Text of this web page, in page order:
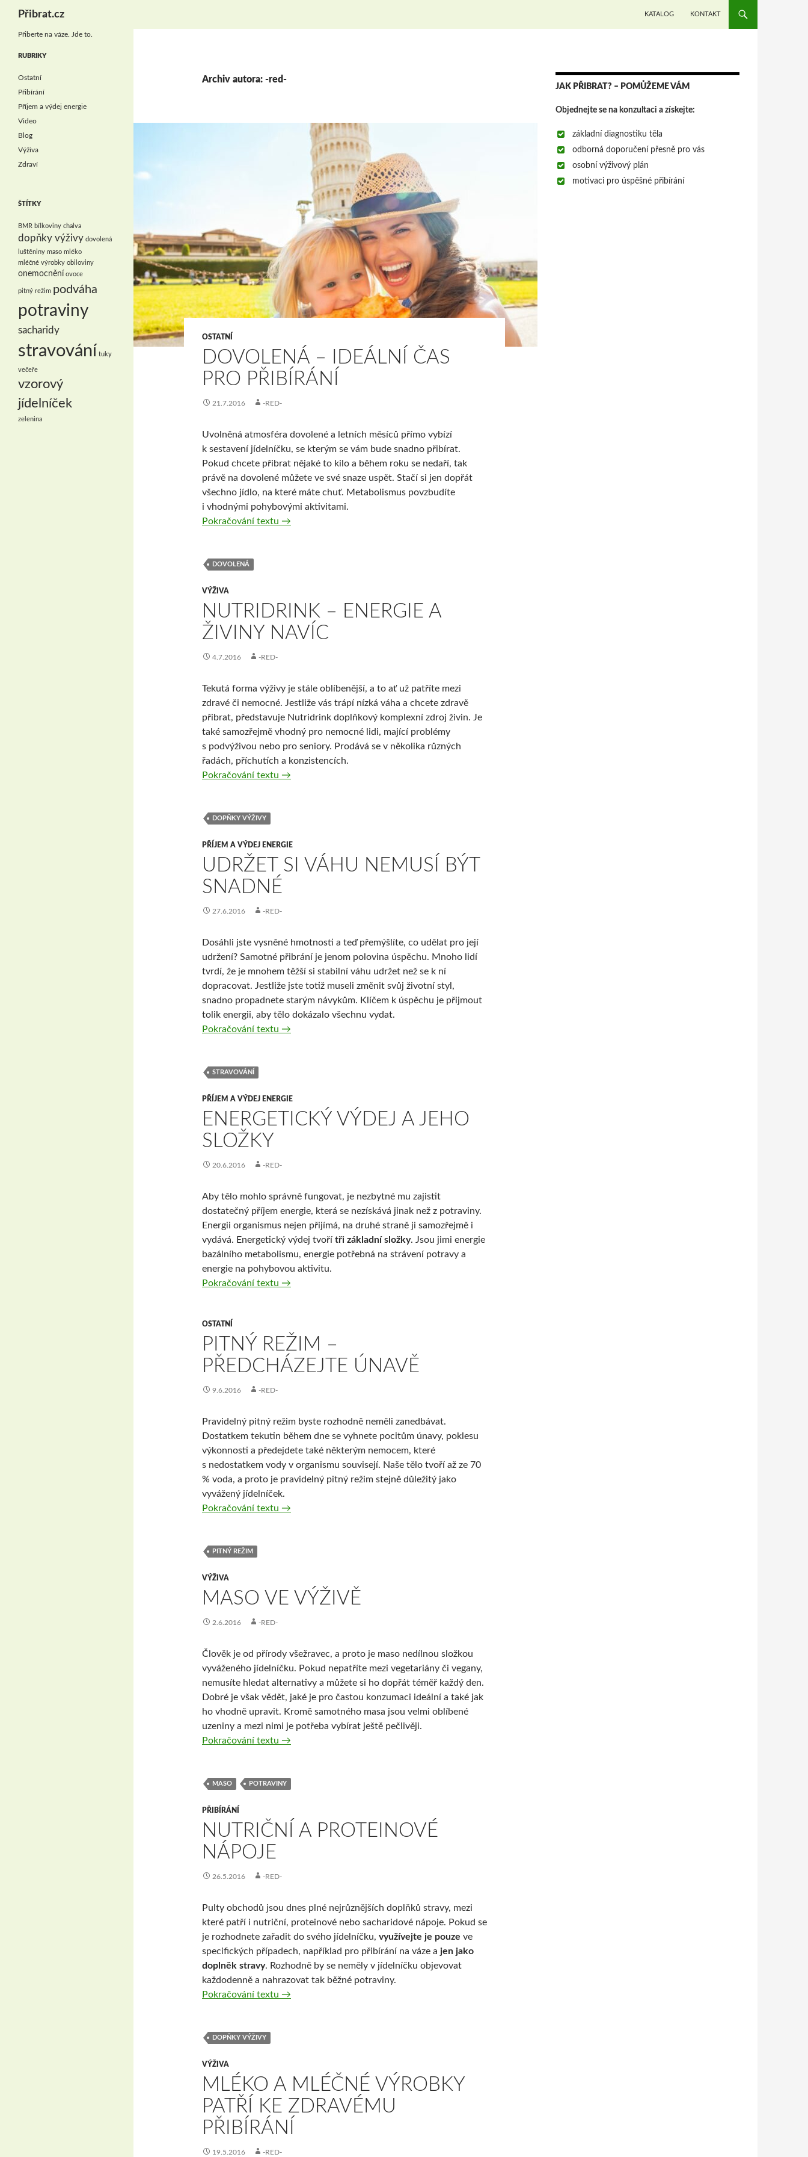
Přibrat.cz
KATALOG
KONTAKT
Archiv autora: -red-
OSTATNÍ
DOVOLENÁ – IDEÁLNÍ ČAS
PRO PŘIBÍRÁNÍ
21.7.2016 -RED-
Uvolněná atmosféra dovolené a letních měsíců přímo vybízí
k sestavení jídelníčku, se kterým se vám bude snadno přibírat.
Pokud chcete přibrat nějaké to kilo a během roku se nedaří, tak
právě na dovolené můžete ve své snaze uspět. Stačí si jen dopřát
všechno jídlo, na které máte chuť. Metabolismus povzbudíte
i vhodnými pohybovými aktivitami.
Pokračování textu Dovolená – ideální čas pro přibírání
→
DOVOLENÁ
VÝŽIVA
NUTRIDRINK – ENERGIE A
ŽIVINY NAVÍC
4.7.2016 -RED-
Tekutá forma výživy je stále oblíbenější, a to ať už patříte mezi
zdravé či nemocné. Jestliže vás trápí nízká váha a chcete zdravě
přibrat, představuje Nutridrink doplňkový komplexní zdroj živin. Je
také samozřejmě vhodný pro nemocné lidi, mající problémy
s podvýživou nebo pro seniory. Prodává se v několika různých
řadách, příchutích a konzistencích.
Pokračování textu Nutridrink – energie a živiny navíc
→
DOPŇKY VÝŽIVY
PŘÍJEM A VÝDEJ ENERGIE
UDRŽET SI VÁHU NEMUSÍ BÝT
SNADNÉ
27.6.2016 -RED-
Dosáhli jste vysněné hmotnosti a teď přemýšlíte, co udělat pro její
udržení? Samotné přibrání je jenom polovina úspěchu. Mnoho lidí
tvrdí, že je mnohem těžší si stabilní váhu udržet než se k ní
dopracovat. Jestliže jste totiž museli změnit svůj životní styl,
snadno propadnete starým návykům. Klíčem k úspěchu je přijmout
tolik energii, aby tělo dokázalo všechnu vydat.
Pokračování textu Udržet si váhu nemusí být snadné
→
STRAVOVÁNÍ
PŘÍJEM A VÝDEJ ENERGIE
ENERGETICKÝ VÝDEJ A JEHO
SLOŽKY
20.6.2016 -RED-
Aby tělo mohlo správně fungovat, je nezbytné mu zajistit
dostatečný příjem energie, která se nezískává jinak než z potraviny.
Energii organismus nejen přijímá, na druhé straně ji samozřejmě i
vydává. Energetický výdej tvoří tři základní složky. Jsou jimi energie
bazálního metabolismu, energie potřebná na strávení potravy a
energie na pohybovou aktivitu.
Pokračování textu Energetický výdej a jeho složky
→
OSTATNÍ
PITNÝ REŽIM –
PŘEDCHÁZEJTE ÚNAVĚ
9.6.2016 -RED-
Pravidelný pitný režim byste rozhodně neměli zanedbávat.
Dostatkem tekutin během dne se vyhnete pocitům únavy, poklesu
výkonnosti a předejdete také některým nemocem, které
s nedostatkem vody v organismu souvisejí. Naše tělo tvoří až ze 70
% voda, a proto je pravidelný pitný režim stejně důležitý jako
vyvážený jídelníček.
Pokračování textu Pitný režim – předcházejte únavě
→
PITNÝ REŽIM
VÝŽIVA
MASO VE VÝŽIVĚ
2.6.2016 -RED-
Člověk je od přírody všežravec, a proto je maso nedílnou složkou
vyváženého jídelníčku. Pokud nepatříte mezi vegetariány či vegany,
nemusíte hledat alternativy a můžete si ho dopřát téměř každý den.
Dobré je však vědět, jaké je pro častou konzumaci ideální a také jak
ho vhodně upravit. Kromě samotného masa jsou velmi oblíbené
uzeniny a mezi nimi je potřeba vybírat ještě pečlivěji.
Pokračování textu Maso ve výživě
→
MASO POTRAVINY
PŘIBÍRÁNÍ
NUTRIČNÍ A PROTEINOVÉ
NÁPOJE
26.5.2016 -RED-
Pulty obchodů jsou dnes plné nejrůznějších doplňků stravy, mezi
které patří i nutriční, proteinové nebo sacharidové nápoje. Pokud se
je rozhodnete zařadit do svého jídelníčku, využívejte je pouze ve
specifických případech, například pro přibírání na váze a jen jako
doplněk stravy. Rozhodně by se neměly v jídelníčku objevovat
každodenně a nahrazovat tak běžné potraviny.
Pokračování textu Nutriční a proteinové nápoje
→
DOPŇKY VÝŽIVY
VÝŽIVA
MLÉKO A MLÉČNÉ VÝROBKY
PATŘÍ KE ZDRAVÉMU
PŘIBÍRÁNÍ
19.5.2016 -RED-
JAK PŘIBRAT? – POMŮŽEME VÁM
Objednejte se na konzultaci a získejte:
základní diagnostiku těla
odborná doporučení přesně pro vás
osobní výživový plán
motivaci pro úspěšné přibírání
Přiberte na váze. Jde to.
RUBRIKY
Ostatní
Přibírání
Příjem a výdej energie
Video
Blog
Výživa
Zdraví
ŠTÍTKY
BMR bílkoviny chalva
dopňky výživy dovolená
luštěniny maso mléko
mléčné výrobky obiloviny
onemocnění ovoce
pitný režim podváha
potraviny
sacharidy
stravování tuky
večeře
vzorový
jídelníček
zelenina